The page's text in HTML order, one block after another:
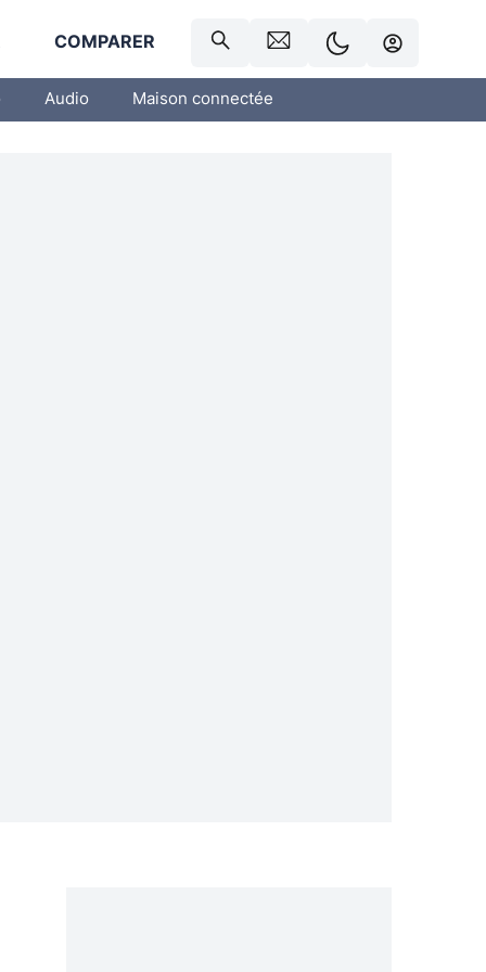
COMPARER
Audio Maison connectée